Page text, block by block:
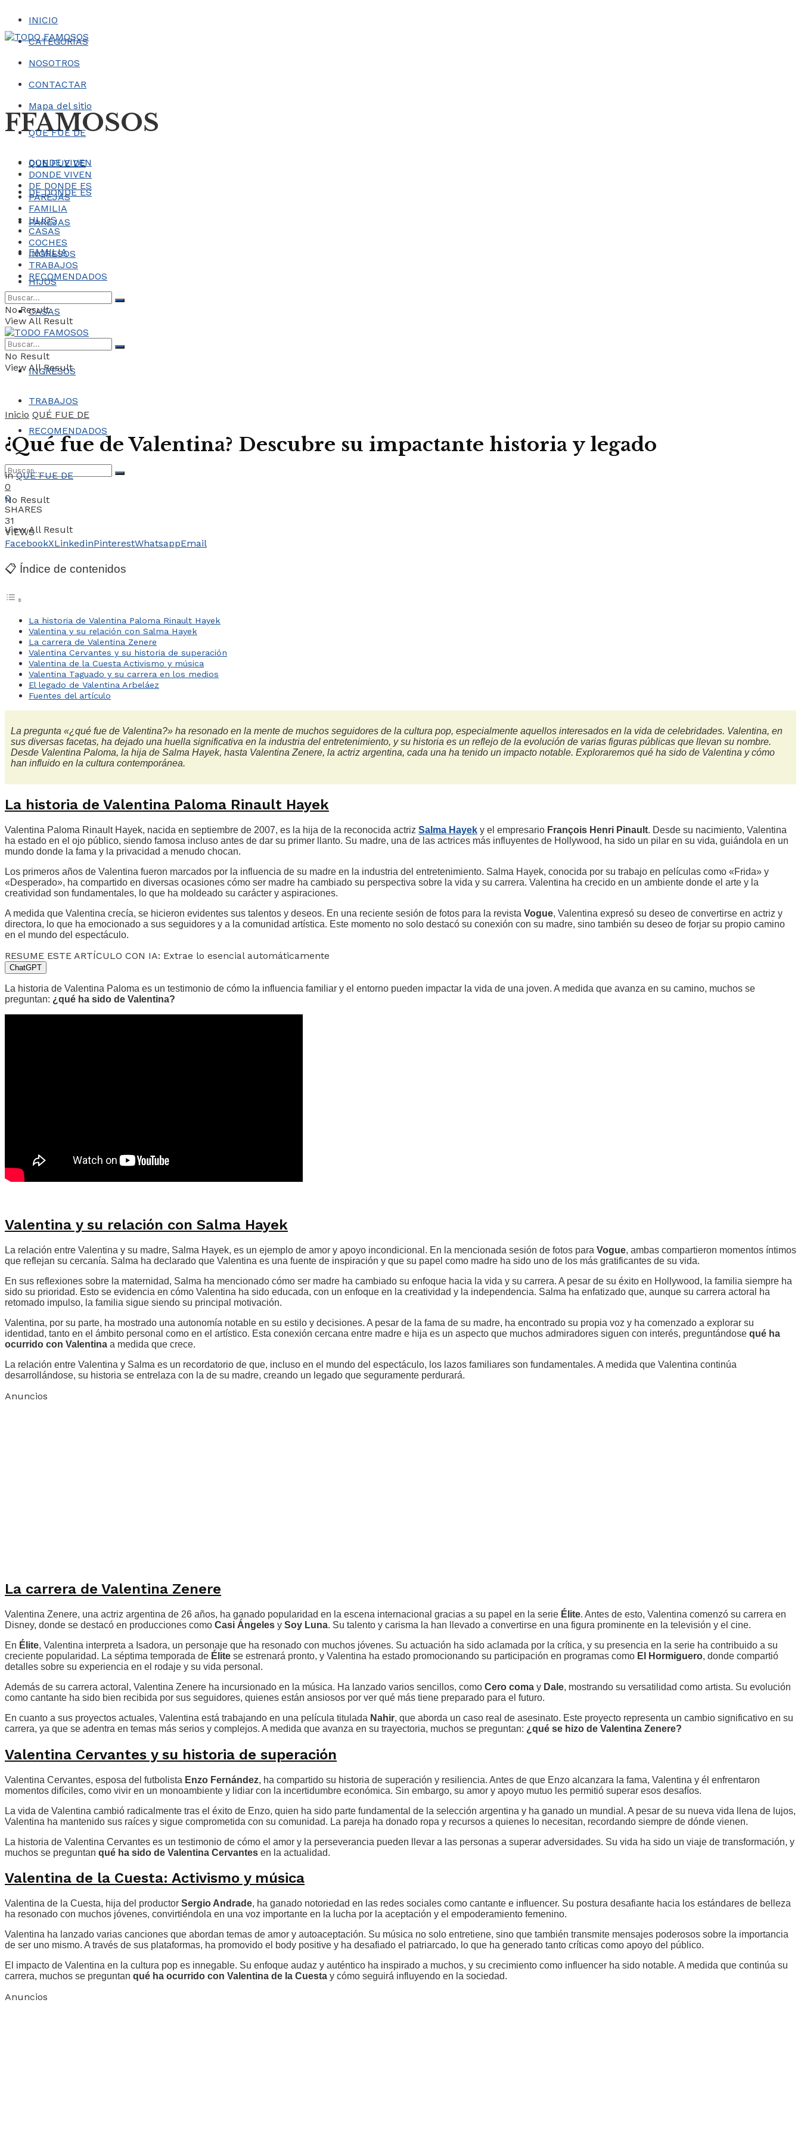
INICIO
CATEGORÍAS
NOSOTROS
CONTACTAR
Mapa del sitio
FFAMOSOS
QUE FUE DE
DONDE VIVEN
DE DONDE ES
PAREJAS
FAMILIA
HIJOS
CASAS
COCHES
INGRESOS
TRABAJOS
RECOMENDADOS
No Result
View All Result
QUE FUE DE
DONDE VIVEN
DE DONDE ES
PAREJAS
FAMILIA
HIJOS
CASAS
COCHES
INGRESOS
TRABAJOS
RECOMENDADOS
No Result
View All Result
No Result
View All Result
Inicio QUÉ FUE DE
¿Qué fue de Valentina? Descubre su impactante historia y legado
in QUÉ FUE DE
0
0
SHARES
31
VIEWS
FacebookXLinkedinPinterestWhatsappEmail
📋 Índice de contenidos
La historia de Valentina Paloma Rinault Hayek
Valentina y su relación con Salma Hayek
La carrera de Valentina Zenere
Valentina Cervantes y su historia de superación
Valentina de la Cuesta Activismo y música
Valentina Taguado y su carrera en los medios
El legado de Valentina Arbeláez
Fuentes del artículo
La pregunta «¿qué fue de Valentina?» ha resonado en la mente de muchos seguidores de la cultura pop, especialmente aquellos interesados en la vida de celebridades. Valentina, en
sus diversas facetas, ha dejado una huella significativa en la industria del entretenimiento, y su historia es un reflejo de la evolución de varias figuras públicas que llevan su nombre.
Desde Valentina Paloma, la hija de Salma Hayek, hasta Valentina Zenere, la actriz argentina, cada una ha tenido un impacto notable. Exploraremos qué ha sido de Valentina y cómo
han influido en la cultura contemporánea.
La historia de Valentina Paloma Rinault Hayek
Valentina Paloma Rinault Hayek, nacida en septiembre de 2007, es la hija de la reconocida actriz Salma Hayek y el empresario François Henri Pinault. Desde su nacimiento, Valentina
ha estado en el ojo público, siendo famosa incluso antes de dar su primer llanto. Su madre, una de las actrices más influyentes de Hollywood, ha sido un pilar en su vida, guiándola en un
mundo donde la fama y la privacidad a menudo chocan.
Los primeros años de Valentina fueron marcados por la influencia de su madre en la industria del entretenimiento. Salma Hayek, conocida por su trabajo en películas como «Frida» y
«Desperado», ha compartido en diversas ocasiones cómo ser madre ha cambiado su perspectiva sobre la vida y su carrera. Valentina ha crecido en un ambiente donde el arte y la
creatividad son fundamentales, lo que ha moldeado su carácter y aspiraciones.
A medida que Valentina crecía, se hicieron evidentes sus talentos y deseos. En una reciente sesión de fotos para la revista Vogue, Valentina expresó su deseo de convertirse en actriz y
directora, lo que ha emocionado a sus seguidores y a la comunidad artística. Este momento no solo destacó su conexión con su madre, sino también su deseo de forjar su propio camino
en el mundo del espectáculo.
RESUME ESTE ARTÍCULO CON IA: Extrae lo esencial automáticamente
ChatGPT
La historia de Valentina Paloma es un testimonio de cómo la influencia familiar y el entorno pueden impactar la vida de una joven. A medida que avanza en su camino, muchos se
preguntan: ¿qué ha sido de Valentina?
Valentina y su relación con Salma Hayek
La relación entre Valentina y su madre, Salma Hayek, es un ejemplo de amor y apoyo incondicional. En la mencionada sesión de fotos para Vogue, ambas compartieron momentos íntimos
que reflejan su cercanía. Salma ha declarado que Valentina es una fuente de inspiración y que su papel como madre ha sido uno de los más gratificantes de su vida.
En sus reflexiones sobre la maternidad, Salma ha mencionado cómo ser madre ha cambiado su enfoque hacia la vida y su carrera. A pesar de su éxito en Hollywood, la familia siempre ha
sido su prioridad. Esto se evidencia en cómo Valentina ha sido educada, con un enfoque en la creatividad y la independencia. Salma ha enfatizado que, aunque su carrera actoral ha
retomado impulso, la familia sigue siendo su principal motivación.
Valentina, por su parte, ha mostrado una autonomía notable en su estilo y decisiones. A pesar de la fama de su madre, ha encontrado su propia voz y ha comenzado a explorar su
identidad, tanto en el ámbito personal como en el artístico. Esta conexión cercana entre madre e hija es un aspecto que muchos admiradores siguen con interés, preguntándose qué ha
ocurrido con Valentina a medida que crece.
La relación entre Valentina y Salma es un recordatorio de que, incluso en el mundo del espectáculo, los lazos familiares son fundamentales. A medida que Valentina continúa
desarrollándose, su historia se entrelaza con la de su madre, creando un legado que seguramente perdurará.
Anuncios
La carrera de Valentina Zenere
Valentina Zenere, una actriz argentina de 26 años, ha ganado popularidad en la escena internacional gracias a su papel en la serie Élite. Antes de esto, Valentina comenzó su carrera en
Disney, donde se destacó en producciones como Casi Ángeles y Soy Luna. Su talento y carisma la han llevado a convertirse en una figura prominente en la televisión y el cine.
En Élite, Valentina interpreta a Isadora, un personaje que ha resonado con muchos jóvenes. Su actuación ha sido aclamada por la crítica, y su presencia en la serie ha contribuido a su
creciente popularidad. La séptima temporada de Élite se estrenará pronto, y Valentina ha estado promocionando su participación en programas como El Hormiguero, donde compartió
detalles sobre su experiencia en el rodaje y su vida personal.
Además de su carrera actoral, Valentina Zenere ha incursionado en la música. Ha lanzado varios sencillos, como Cero coma y Dale, mostrando su versatilidad como artista. Su evolución
como cantante ha sido bien recibida por sus seguidores, quienes están ansiosos por ver qué más tiene preparado para el futuro.
En cuanto a sus proyectos actuales, Valentina está trabajando en una película titulada Nahir, que aborda un caso real de asesinato. Este proyecto representa un cambio significativo en su
carrera, ya que se adentra en temas más serios y complejos. A medida que avanza en su trayectoria, muchos se preguntan: ¿qué se hizo de Valentina Zenere?
Valentina Cervantes y su historia de superación
Valentina Cervantes, esposa del futbolista Enzo Fernández, ha compartido su historia de superación y resiliencia. Antes de que Enzo alcanzara la fama, Valentina y él enfrentaron
momentos difíciles, como vivir en un monoambiente y lidiar con la incertidumbre económica. Sin embargo, su amor y apoyo mutuo les permitió superar esos desafíos.
La vida de Valentina cambió radicalmente tras el éxito de Enzo, quien ha sido parte fundamental de la selección argentina y ha ganado un mundial. A pesar de su nueva vida llena de lujos,
Valentina ha mantenido sus raíces y sigue comprometida con su comunidad. La pareja ha donado ropa y recursos a quienes lo necesitan, recordando siempre de dónde vienen.
La historia de Valentina Cervantes es un testimonio de cómo el amor y la perseverancia pueden llevar a las personas a superar adversidades. Su vida ha sido un viaje de transformación, y
muchos se preguntan qué ha sido de Valentina Cervantes en la actualidad.
Valentina de la Cuesta: Activismo y música
Valentina de la Cuesta, hija del productor Sergio Andrade, ha ganado notoriedad en las redes sociales como cantante e influencer. Su postura desafiante hacia los estándares de belleza
ha resonado con muchos jóvenes, convirtiéndola en una voz importante en la lucha por la aceptación y el empoderamiento femenino.
Valentina ha lanzado varias canciones que abordan temas de amor y autoaceptación. Su música no solo entretiene, sino que también transmite mensajes poderosos sobre la importancia
de ser uno mismo. A través de sus plataformas, ha promovido el body positive y ha desafiado el patriarcado, lo que ha generado tanto críticas como apoyo del público.
El impacto de Valentina en la cultura pop es innegable. Su enfoque audaz y auténtico ha inspirado a muchos, y su crecimiento como influencer ha sido notable. A medida que continúa su
carrera, muchos se preguntan qué ha ocurrido con Valentina de la Cuesta y cómo seguirá influyendo en la sociedad.
Anuncios